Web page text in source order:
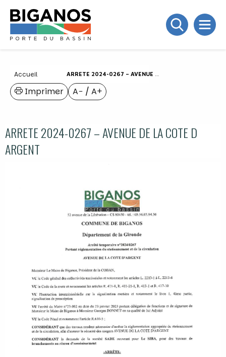
Accueil ARRETE 2024-0267 – AVENUE DE LA COTE D ARGENT
A− / A+
Imprimer
ARRETE 2024-0267 – AVENUE DE LA COTE D
ARGENT